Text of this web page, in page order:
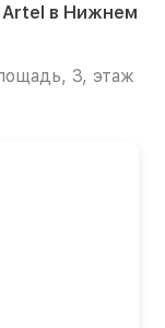
Artel в Нижнем
3, этаж